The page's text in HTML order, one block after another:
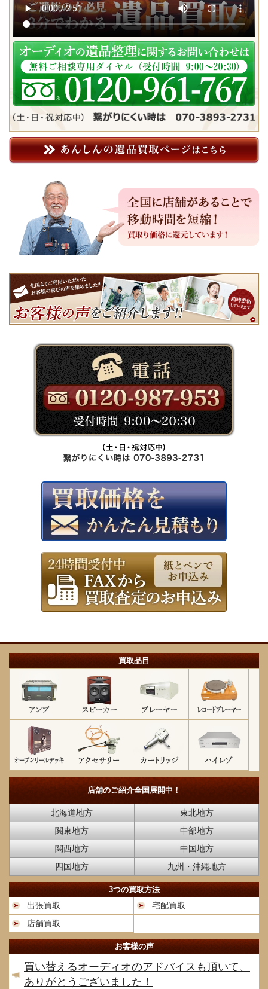
買取品目
店舗のご紹介全国展開中！
北海道地方
東北地方
関東地方
中部地方
関西地方
中国地方
四国地方
九州・沖縄地方
3つの買取方法
出張買取
宅配買取
店舗買取
お客様の声
買い替えるオーディオのアドバイスも頂いて、
ありがとうございました！